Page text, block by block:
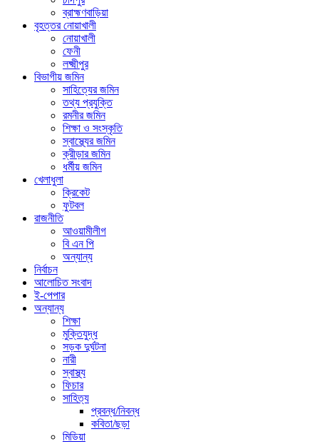
ব্রাহ্মণবাড়িয়া
বৃহত্তর নোয়াখালী
নোয়াখালী
ফেনী
লক্ষ্মীপুর
বিভাগীয় জমিন
সাহিত্যের জমিন
তথ্য প্রযুক্তি
রমনীর জমিন
শিক্ষা ও সংস্কৃতি
স্বাস্থ্যের জমিন
ক্রীড়ার জমিন
ধর্মীয় জমিন
খেলাধুলা
ক্রিকেট
ফুটবল
রাজনীতি
আওয়ামীলীগ
বি এন পি
অন্যান্য
নির্বাচন
আলোচিত সংবাদ
ই-পেপার
অন্যান্য
শিক্ষা
মুক্তিযুদ্ধ
সড়ক দুর্ঘটনা
নারী
স্বাস্থ্য
ফিচার
সাহিত্য
প্রবন্ধ/নিবন্ধ
কবিতা/ছড়া
মিডিয়া